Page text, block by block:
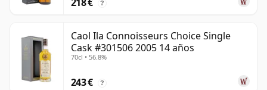
?
Caol Ila Connoisseurs Choice Single
Cask #301506 2005 14 años
70cl • 56.8%
243 € ?